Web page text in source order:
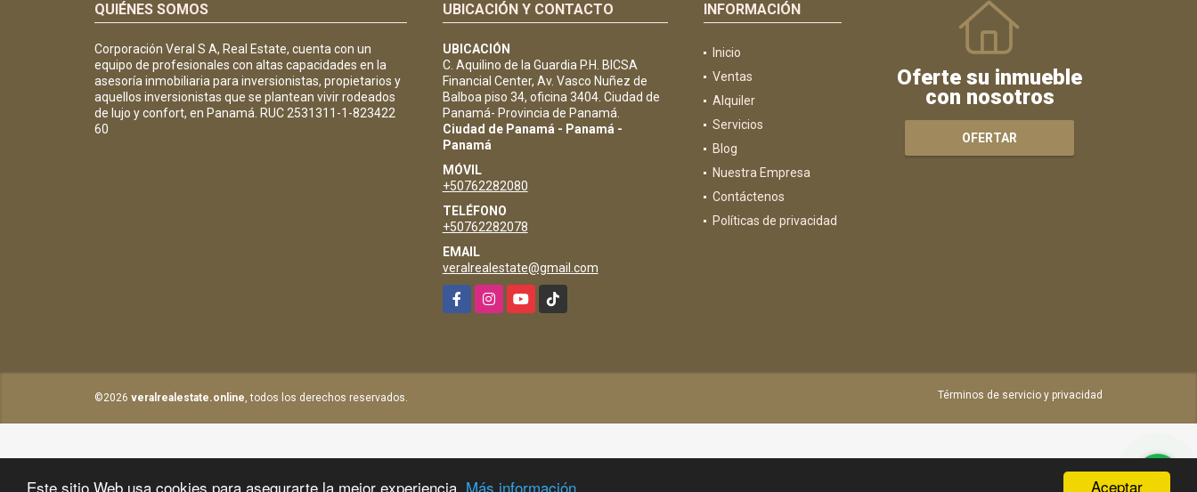
Aceptar
Este sitio Web usa cookies para asegurarte la mejor experiencia. Más información
QUIÉNES SOMOS
Corporación Veral S A, Real Estate, cuenta con un
equipo de profesionales con altas capacidades en la
asesoría inmobiliaria para inversionistas, propietarios y
aquellos inversionistas que se plantean vivir rodeados
de lujo y confort, en Panamá. RUC 2531311-1-823422
60
UBICACIÓN Y CONTACTO
UBICACIÓN
C. Aquilino de la Guardia P.H. BICSA
Financial Center, Av. Vasco Nuñez de
Balboa piso 34, oficina 3404. Ciudad de
Panamá- Provincia de Panamá.
Ciudad de Panamá - Panamá -
Panamá
MÓVIL
+50762282080
TELÉFONO
+50762282078
EMAIL
veralrealestate@gmail.com
FacebookInstagramYouTubeTikTok
INFORMACIÓN
Inicio
Ventas
Alquiler
Servicios
Blog
Nuestra Empresa
Contáctenos
Políticas de privacidad
Oferte su inmueble
con nosotros
OFERTAR
©2026 veralrealestate.online, todos los derechos reservados. Términos de servicio y privacidad